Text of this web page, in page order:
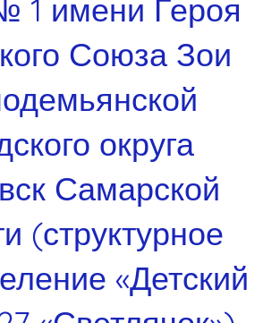
1 имени Героя
Союза Зои
округа
Самарской
(структурное
«Детский